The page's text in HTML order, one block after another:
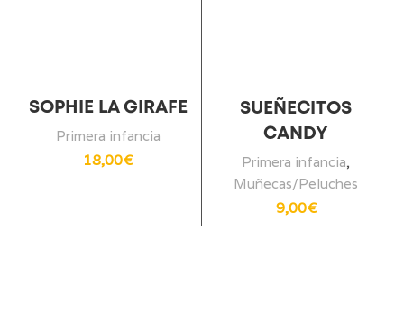
SOPHIE LA GIRAFE
Primera infancia
18,00€
SUEÑECITOS
CANDY
Primera infancia,
Muñecas/Peluches
9,00€